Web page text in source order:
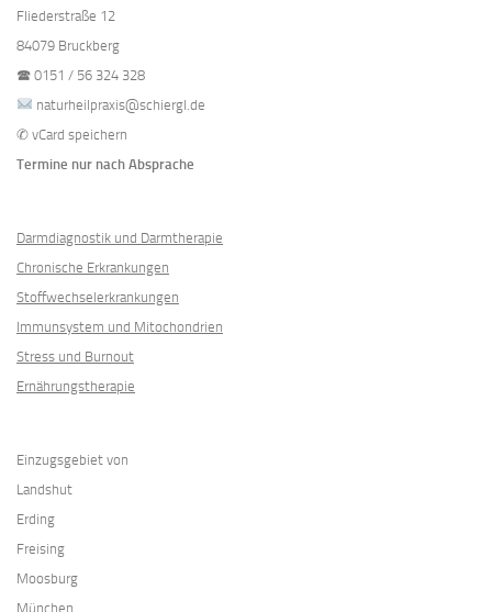
Fliederstraße 12
84079 Bruckberg
🕿 0151 / 56 324 328
naturheilpraxis@schiergl.de
✆ vCard speichern
Termine nur nach Absprache
Darmdiagnostik und Darmtherapie
Chronische Erkrankungen
Stoffwechselerkrankungen
Immunsystem und Mitochondrien
Stress und Burnout
Ernährungstherapie
Einzugsgebiet von
Landshut
Erding
Freising
Moosburg
München